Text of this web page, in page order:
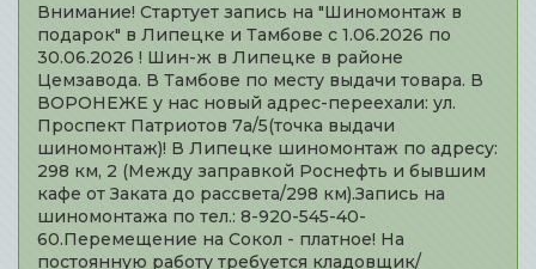
Внимание! Стартует запись на "Шиномонтаж в
подарок" в Липецке и Тамбове с 1.06.2026 по
30.06.2026 ! Шин-ж в Липецке в районе
Цемзавода. В Тамбове по месту выдачи товара. В
ВОРОНЕЖЕ у нас новый адрес-переехали: ул.
Проспект Патриотов 7а/5(точка выдачи
шиномонтаж)! В Липецке шиномонтаж по адресу:
298 км, 2 (Между заправкой Роснефть и бывшим
кафе от Заката до рассвета/298 км).Запись на
шиномонтажа по тел.: 8-920-545-40-
60.Перемещение на Сокол - платное! На
постоянную работу требуется кладовщик/